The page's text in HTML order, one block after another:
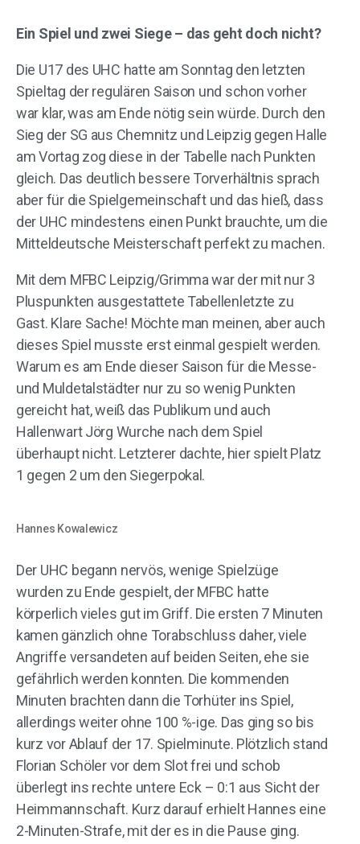
Ein Spiel und zwei Siege – das geht doch nicht?
Die U17 des UHC hatte am Sonntag den letzten
Spieltag der regulären Saison und schon vorher
war klar, was am Ende nötig sein würde. Durch den
Sieg der SG aus Chemnitz und Leipzig gegen Halle
am Vortag zog diese in der Tabelle nach Punkten
gleich. Das deutlich bessere Torverhältnis sprach
aber für die Spielgemeinschaft und das hieß, dass
der UHC mindestens einen Punkt brauchte, um die
Mitteldeutsche Meisterschaft perfekt zu machen.
Mit dem MFBC Leipzig/Grimma war der mit nur 3
Pluspunkten ausgestattete Tabellenletzte zu
Gast. Klare Sache! Möchte man meinen, aber auch
dieses Spiel musste erst einmal gespielt werden.
Warum es am Ende dieser Saison für die Messe-
und Muldetalstädter nur zu so wenig Punkten
gereicht hat, weiß das Publikum und auch
Hallenwart Jörg Wurche nach dem Spiel
überhaupt nicht. Letzterer dachte, hier spielt Platz
1 gegen 2 um den Siegerpokal.
Hannes Kowalewicz
Der UHC begann nervös, wenige Spielzüge
wurden zu Ende gespielt, der MFBC hatte
körperlich vieles gut im Griff. Die ersten 7 Minuten
kamen gänzlich ohne Torabschluss daher, viele
Angriffe versandeten auf beiden Seiten, ehe sie
gefährlich werden konnten. Die kommenden
Minuten brachten dann die Torhüter ins Spiel,
allerdings weiter ohne 100 %-ige. Das ging so bis
kurz vor Ablauf der 17. Spielminute. Plötzlich stand
Florian Schöler vor dem Slot frei und schob
überlegt ins rechte untere Eck – 0:1 aus Sicht der
Heimmannschaft. Kurz darauf erhielt Hannes eine
2-Minuten-Strafe, mit der es in die Pause ging.